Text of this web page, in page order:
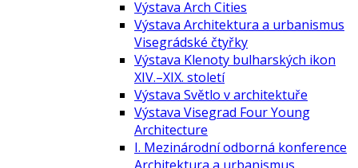
Výstava Arch Cities
Výstava Architektura a urbanismus
Visegrádské čtyřky
Výstava Klenoty bulharských ikon
XIV.–XIX. století
Výstava Světlo v architektuře
Výstava Visegrad Four Young
Architecture
I. Mezinárodní odborná konference